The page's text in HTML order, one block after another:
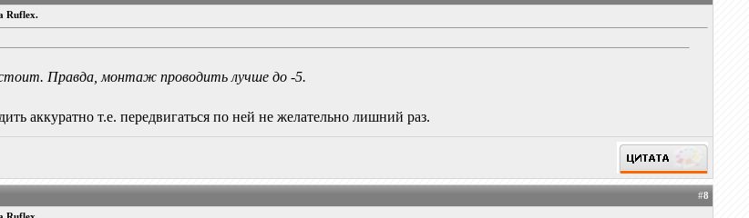
Ruflex.
Правда, монтаж проводить лучше до -5.
аккуратно т.е. передвигаться по ней не желательно лишний раз.
#8